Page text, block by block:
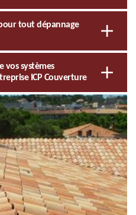
tout dépannage
vos systèmes
ICP Couverture